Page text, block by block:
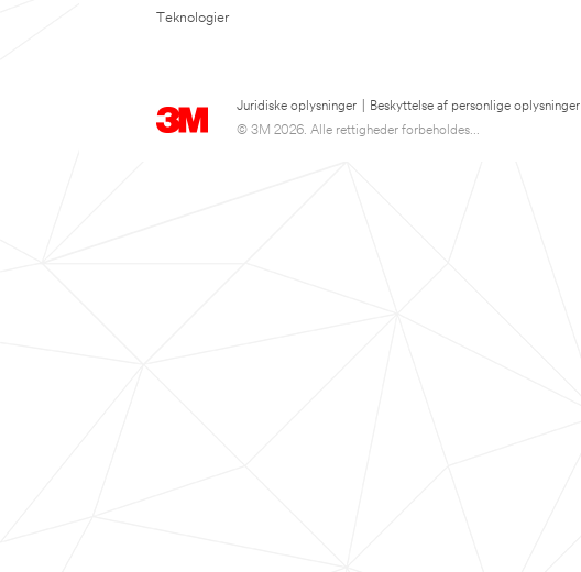
Teknologier
Juridiske oplysninger Beskyttelse af personlige oplysninger
© 3M 2026. Alle rettigheder forbeholdes...